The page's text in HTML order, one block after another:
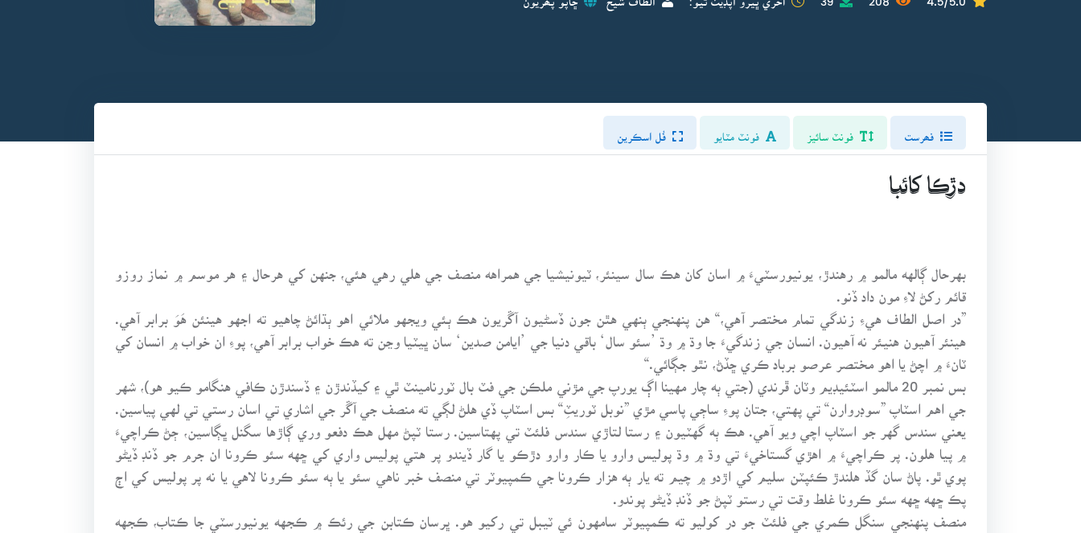
فُل اسڪرين
دڙڪا کائبا
بهرحال ڳالهه مالمو ۾ رهندڙ، يونيورسٽيءَ ۾ اسان کان هڪ سال سينئر، ٽيونيشيا جي همراهه منصف جي هلي رهي هئي، جنهن کي هرحال ۽ هر موسم ۾ نماز روزو
قائم رکڻ لاءِ مون داد ڏنو.
”در اصل الطاف هيءِ زندگي تمام مختصر آهي،“ هن پنهنجي ٻنهي هٿن جون ڏسڻيون آڱريون هڪ ٻئي ويجهو ملائي اهو ٻڌائڻ چاهيو ته اجهو هينئن هَوَ برابر آهي.
هينئر آهيون هنيئر نه آهيون. انسان جي زندگيءَ جا وڌ ۾ وڌ ’سئو سال‘ باقي دنيا جي ’ايامن صدين‘ سان ڀيٽيا وڃن ته هڪ خواب برابر آهي، پوءِ ان خواب ۾ انسان کي
ٽانءَ ۾ اچڻ يا اهو مختصر عرصو برباد ڪري ڇڏڻ، نٿو جڳائي.“
بس نمبر 20 مالمو اسٽئيڊيم وٽان ڦرندي (جتي ٻه چار مهينا اڳ يورپ جي مڙني ملڪن جي فٽ بال ٽورنامينٽ ٿي ۽ کيڏندڙن ۽ ڏسندڙن ڪافي هنگامو ڪيو هو)، شهر
جي اهم اسٽاپ ”سوڊروارن“ تي پهتي، جتان پوءِ ساڄي پاسي مڙي ”نوبل ٽوريٽِ“ بس اسٽاپ ڏي هلڻ لڳي ته منصف جي آڱر جي اشاري تي اسان رستي تي لهي پياسين.
يعني سندس گهر جو اسٽاپ اچي ويو آهي. هڪ ٻه گهٽيون ۽ رستا لتاڙي سندس فلئٽ تي پهتاسين. رستا ٽپڻ مهل هڪ دفعو وري ڳاڙها سگنل ڀڳاسين، ڄڻ ڪراچيءَ
۾ پيا هلون. پر ڪراچيءَ ۾ اهڙي گستاخيءَ تي وڌ ۾ وڌ پوليس وارو يا ڪار وارو دڙڪو يا گار ڏيندو پر هتي پوليس واري کي ڇهه سئو ڪرونا ان جرم جو ڏنڊ ڏيڻو
پوي ٿو. پاڻ سان گڏ هلندڙ ڪئپٽن سليم کي اڙدو ۾ چيم ته يار ٻه هزار ڪرونا جي ڪمپيوٽر تي منصف خبر ناهي سئو يا ٻه سئو ڪرونا لاهي يا نه پر پوليس کي اڄ
پڪ ڇهه ڇهه سئو ڪرونا غلط وقت تي رستو ٽپڻ جو ڏنڊ ڏيڻو پوندو.
منصف پنهنجي سنگل ڪمري جي فلئٽ جو در کوليو ته ڪمپيوٽر سامهون ئي ٽيبل تي رکيو هو. ڀرسان ڪتابن جي رئڪ ۾ ڪجهه يونيورسٽي جا ڪتاب، ڪجهه